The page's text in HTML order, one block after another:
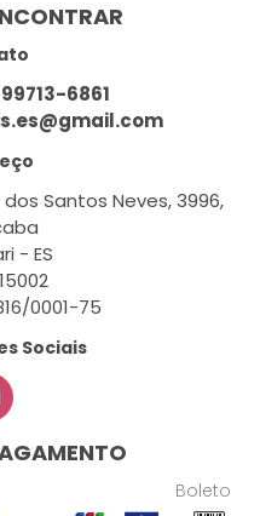
6861
Santos Neves, 3996,
- ES
0001-75
Sociais
Boleto